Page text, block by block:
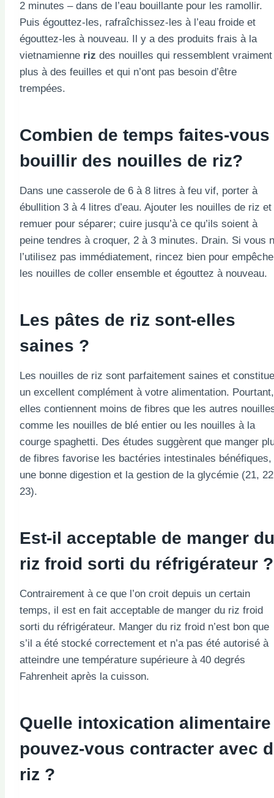
2 minutes – dans de l’eau bouillante pour les ramollir.
Puis égouttez-les, rafraîchissez-les à l’eau froide et
égouttez-les à nouveau. Il y a des produits frais à la
vietnamienne riz des nouilles qui ressemblent vraiment
plus à des feuilles et qui n’ont pas besoin d’être
trempées.
Combien de temps faites-vous
bouillir des nouilles de riz?
Dans une casserole de 6 à 8 litres à feu vif, porter à
ébullition 3 à 4 litres d’eau. Ajouter les nouilles de riz et
remuer pour séparer; cuire jusqu’à ce qu’ils soient à
peine tendres à croquer, 2 à 3 minutes. Drain. Si vous
l’utilisez pas immédiatement, rincez bien pour
les nouilles de coller ensemble et égouttez à nouveau.
Les pâtes de riz sont-elles
saines ?
Les nouilles de riz sont parfaitement saines et
un excellent complément à votre alimentation. Pourtant,
elles contiennent moins de fibres que les autres
comme les nouilles de blé entier ou les nouilles à la
courge spaghetti. Des études suggèrent que manger
de fibres favorise les bactéries intestinales bénéfiques,
une bonne digestion et la gestion de la glycémie (21,
23).
Est-il acceptable de manger du
riz froid sorti du réfrigérateur ?
Contrairement à ce que l’on croit depuis un certain
temps, il est en fait acceptable de manger du riz froid
sorti du réfrigérateur. Manger du riz froid n’est bon que
s’il a été stocké correctement et n’a pas été autorisé à
atteindre une température supérieure à 40 degrés
Fahrenheit après la cuisson.
Quelle intoxication alimentaire
pouvez-vous contracter avec
riz ?